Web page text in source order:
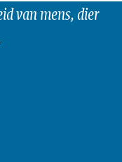
van mens, dier